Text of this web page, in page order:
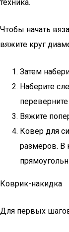
техника.
Чтобы начать
вяжите круг
Затем
Наберите
Вяжите
Ковер для
размеров. В
Коврик-накидка
Для первых